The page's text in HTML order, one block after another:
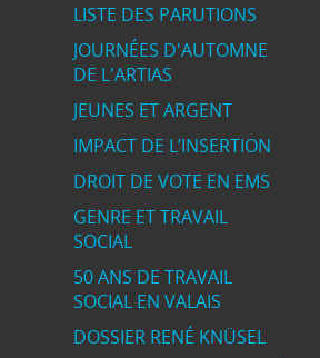
LISTE DES PARUTIONS
JOURNÉES D'AUTOMNE
DE L'ARTIAS
JEUNES ET ARGENT
IMPACT DE L’INSERTION
DROIT DE VOTE EN EMS
GENRE ET TRAVAIL
SOCIAL
50 ANS DE TRAVAIL
SOCIAL EN VALAIS
DOSSIER RENÉ KNÜSEL